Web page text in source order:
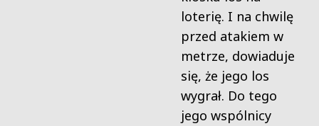
loterię. I na chwilę
przed atakiem w
metrze, dowiaduje
się, że jego los
wygrał. Do tego
jego wspólnicy